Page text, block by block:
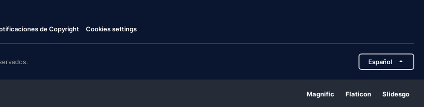
de Copyright Cookies settings
Español
Magnific Flaticon Slidesgo